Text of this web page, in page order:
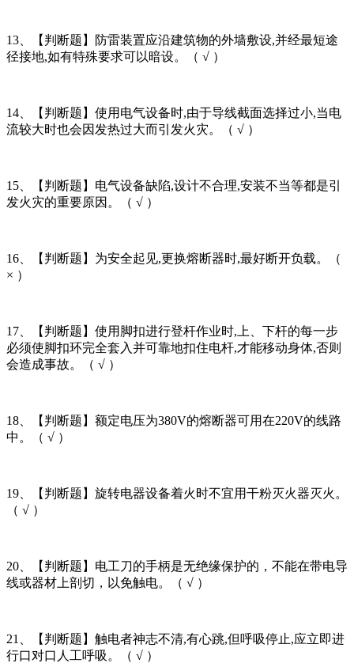
13、【判断题】防雷装置应沿建筑物的外墙敷设,并经最短途
径接地,如有特殊要求可以暗设。（ √ ）
14、【判断题】使用电气设备时,由于导线截面选择过小,当电
流较大时也会因发热过大而引发火灾。（ √ ）
15、【判断题】电气设备缺陷,设计不合理,安装不当等都是引
发火灾的重要原因。（ √ ）
16、【判断题】为安全起见,更换熔断器时,最好断开负载。（
× ）
17、【判断题】使用脚扣进行登杆作业时,上、下杆的每一步
必须使脚扣环完全套入并可靠地扣住电杆,才能移动身体,否则
会造成事故。（ √ ）
18、【判断题】额定电压为380V的熔断器可用在220V的线路
中。（ √ ）
19、【判断题】旋转电器设备着火时不宜用干粉灭火器灭火。
（ √ ）
20、【判断题】电工刀的手柄是无绝缘保护的，不能在带电导
线或器材上剖切，以免触电。（ √ ）
21、【判断题】触电者神志不清,有心跳,但呼吸停止,应立即进
行口对口人工呼吸。（ √ ）